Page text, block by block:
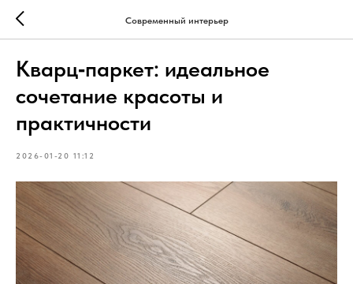
Современный интерьер
Кварц‑паркет: идеальное
сочетание красоты и
практичности
2026-01-20 11:12